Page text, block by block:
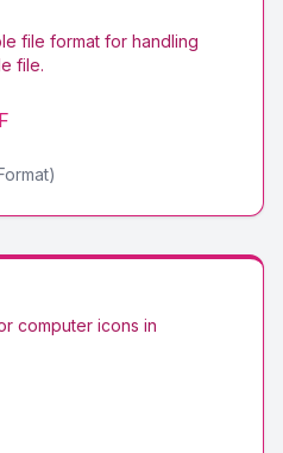
file format for handling
file.
computer icons in